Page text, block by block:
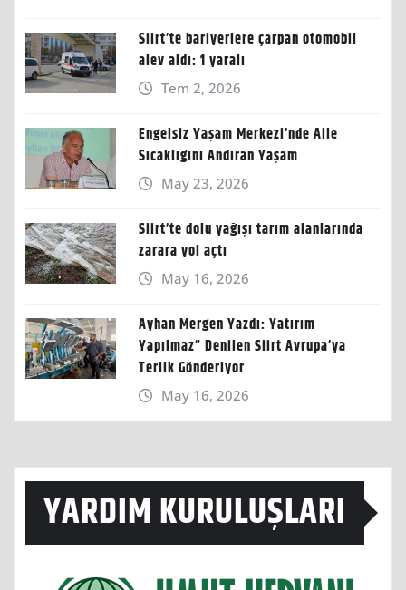
Siirt’te bariyerlere çarpan otomobil
alev aldı: 1 yaralı
Tem 2, 2026
Engelsiz Yaşam Merkezi’nde Aile
Sıcaklığını Andıran Yaşam
May 23, 2026
Siirt’te dolu yağışı tarım alanlarında
zarara yol açtı
May 16, 2026
Ayhan Mergen Yazdı: Yatırım
Yapılmaz” Denilen Siirt Avrupa’ya
Terlik Gönderiyor
May 16, 2026
YARDIM KURULUŞLARI